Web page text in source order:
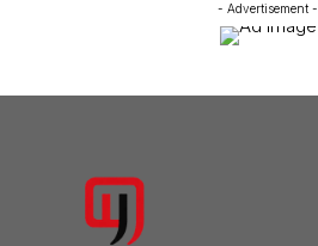
- Advertisement -